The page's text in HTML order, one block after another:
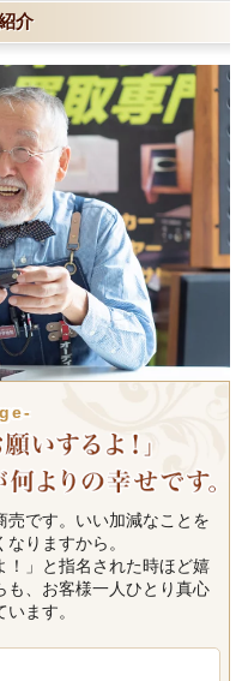
介
売です。いい加減なことを
りますから。
！」と指名された時ほど嬉
も、お客様一人ひとり真心
ます。